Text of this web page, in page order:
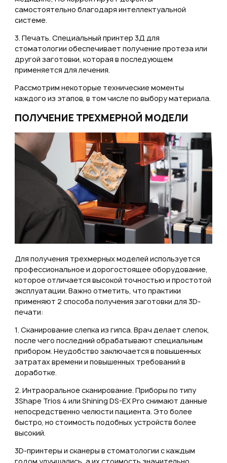
самостоятельно благодаря интеллектуальной
системе.
3. Печать. Специальный принтер 3Д для
стоматологии обеспечивает получение протеза или
другой заготовки, которая в последующем
применяется для лечения.
Рассмотрим некоторые технические моменты
каждого из этапов, в том числе по выбору материала.
ПОЛУЧЕНИЕ ТРЕХМЕРНОЙ МОДЕЛИ
Для получения трехмерных моделей используется
профессиональное и дорогостоящее оборудование,
которое отличается высокой точностью и простотой
эксплуатации. Важно отметить, что практики
применяют 2 способа получения заготовки для 3D-
печати:
1. Сканирование слепка из гипса. Врач делает слепок,
после чего последний обрабатывают специальным
прибором. Неудобство заключается в повышенных
затратах времени и повышенных требований в
доработке.
2. Интраоральное сканирование. Приборы по типу
3Shape Trios 4 или Shining DS-EX Pro снимают данные
непосредственно челюсти пациента. Это более
быстро, но стоимость подобных устройств более
высокий.
3D-принтеры и сканеры в стоматологии с каждым
годом улучшались, а их стоимость значительно